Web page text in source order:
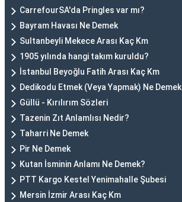
CarrefourSA'da Pringles var mı?
Bayram Havası Ne Demek
Sultanbeyli Mekece Arası Kaç Km
1905 yılında hangi takım kuruldu?
İstanbul Beyoğlu Fatih Arası Kaç Km
Dedikodu Etmek (Veya Yapmak) Ne Demek
Güllü - Kırılırım Sözleri
Tazenin Zıt Anlamlısı Nedir?
Taharri Ne Demek
Pir Ne Demek
Kutan İsminin Anlamı Ne Demek?
PTT Kargo Kestel Yenimahalle Şubesi
Mersin İzmir Arası Kaç Km